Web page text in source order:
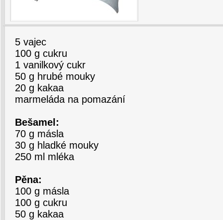
5 vajec
100 g cukru
1 vanilkový cukr
50 g hrubé mouky
20 g kakaa
marmeláda na pomazání
Bešamel:
70 g másla
30 g hladké mouky
250 ml mléka
Pěna:
100 g másla
100 g cukru
50 g kakaa